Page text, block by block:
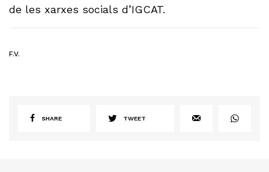
de les xarxes socials d’IGCAT.
F.V.
SHARE TWEET